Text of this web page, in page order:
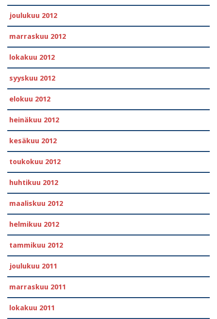
joulukuu 2012
marraskuu 2012
lokakuu 2012
syyskuu 2012
elokuu 2012
heinäkuu 2012
kesäkuu 2012
toukokuu 2012
huhtikuu 2012
maaliskuu 2012
helmikuu 2012
tammikuu 2012
joulukuu 2011
marraskuu 2011
lokakuu 2011